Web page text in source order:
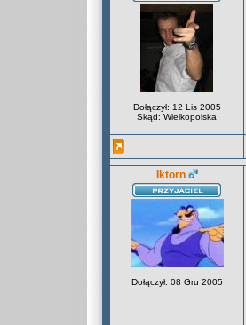
Dołączył: 12 Lis 2005
Skąd: Wielkopolska
Iktorn
Dołączył: 08 Gru 2005